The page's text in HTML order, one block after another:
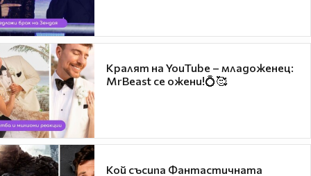
Кралят на YouTube – младоженец:
MrBeast се ожени!💍🥰
Кой съсипа Фантастичната